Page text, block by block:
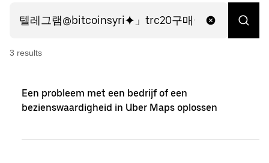
3 results
Een probleem met een bedrijf of een
bezienswaardigheid in Uber Maps oplossen